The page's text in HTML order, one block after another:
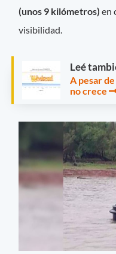
(unos 9 kilómetros) en
visibilidad.
Leé
A pesar
no crece